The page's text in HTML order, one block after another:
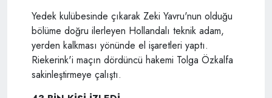
Yedek kulübesinde çıkarak Zeki Yavru'nun olduğu
bölüme doğru ilerleyen Hollandalı teknik adam,
yerden kalkması yönünde el işaretleri yaptı.
Riekerink'i maçın dördüncü hakemi Tolga Özkalfa
sakinleştirmeye çalıştı.